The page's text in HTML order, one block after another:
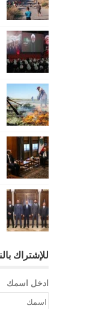
للإشتراك
ادخل اسمك